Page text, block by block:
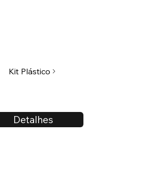
Detalhes
Kit Plástico